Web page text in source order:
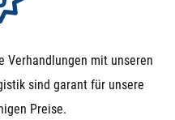
Verhandlungen mit unseren
sind garant für unsere
Preise.